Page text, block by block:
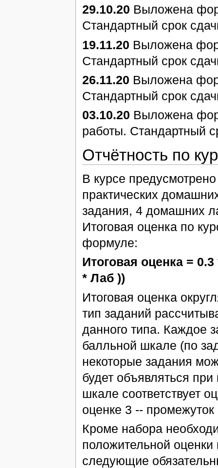
29.10.20 Выложена
Стандартный срок
19.11.20 Выложена
Стандартный срок
26.11.20 Выложена
Стандартный срок
03.10.20 Выложена
работы. Стандартный
Отчётность по
В курсе
практических
задания, 4 домашних
Итоговая оценка по
формуле:
Итоговая оценка =
* Лаб ))
Итоговая оценка
тип заданий
данного типа. Каждое
балльной шкале (по
некоторые задания
будет объявляться
шкале соответствует
оценке 3 -- промежуток
Кроме набора
положительной
следующие